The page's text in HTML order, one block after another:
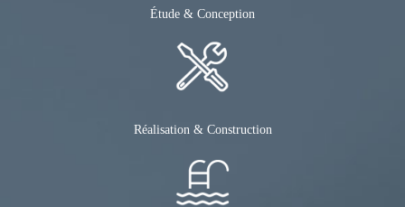
Étude & Conception
Réalisation & Construction